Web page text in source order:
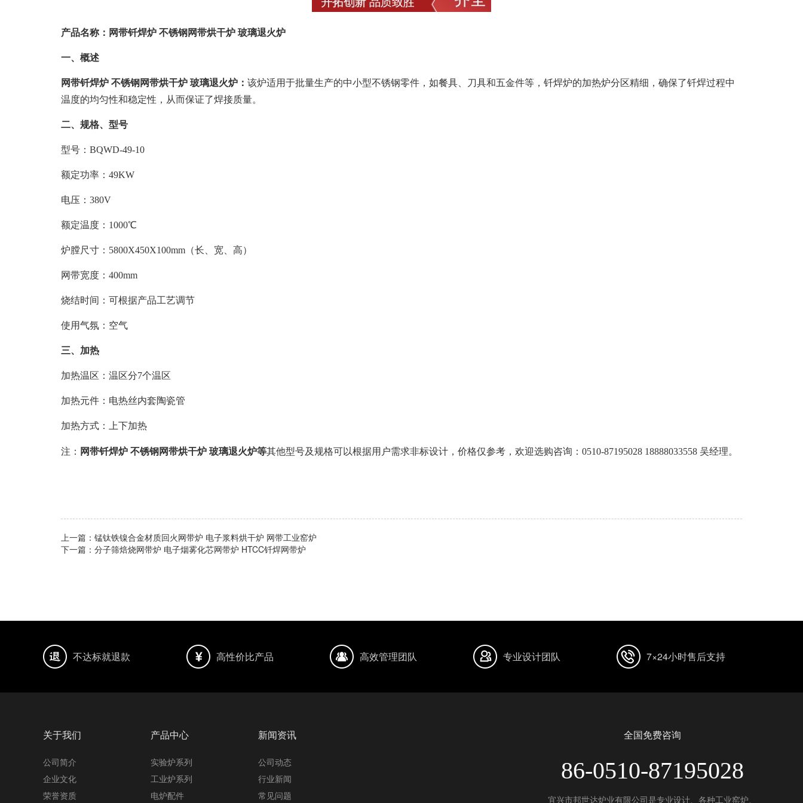
产品名称： 网带钎焊炉 不锈钢网带烘干炉 玻璃退火炉
一、概述
网带钎焊炉 不锈钢网带烘干炉 玻璃退火炉： 该炉适用于批量生产的中小型不锈钢零件，如餐具、刀具和五金件等，钎焊炉的加热炉分区精细，确保了钎焊过程中
温度的均匀性和稳定性，从而保证了焊接质量。
二、规格、型号
型号：BQWD-49-10
额定功率：49KW
电压：380V
额定温度：1000℃
炉膛尺寸：5800X450X100mm（长、宽、高）
网带宽度：400mm
烧结时间：可根据产品工艺调节
使用气氛：空气
三、加热
加热温区：温区分7个温区
加热元件：电热丝内套陶瓷管
加热方式：上下加热
注： 网带钎焊炉 不锈钢网带烘干炉 玻璃退火炉等其他型号及规格可以根据用户需求非标设计，价格仅参考，欢迎选购咨询：0510-87195028 18888033558 吴经理。
上一篇： 锰钛铁镍合金材质回火网带炉 电子浆料烘干炉 网带工业窑炉
下一篇： 分子筛焙烧网带炉 电子烟雾化芯网带炉 HTCC钎焊网带炉
不达标就退款 高性价比产品 高效管理团队 专业设计团队 7×24小时售后支持
关于我们
公司简介
企业文化
荣誉资质
产品中心
实验炉系列
工业炉系列
电炉配件
新闻资讯
公司动态
行业新闻
常见问题
全国免费咨询
86-0510-87195028
宜兴市邦世达炉业有限公司是专业设计、各种工业窑炉、